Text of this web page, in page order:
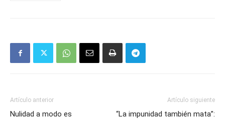
Artículo anterior
Nulidad a modo es
Artículo siguiente
“La impunidad también mata”: